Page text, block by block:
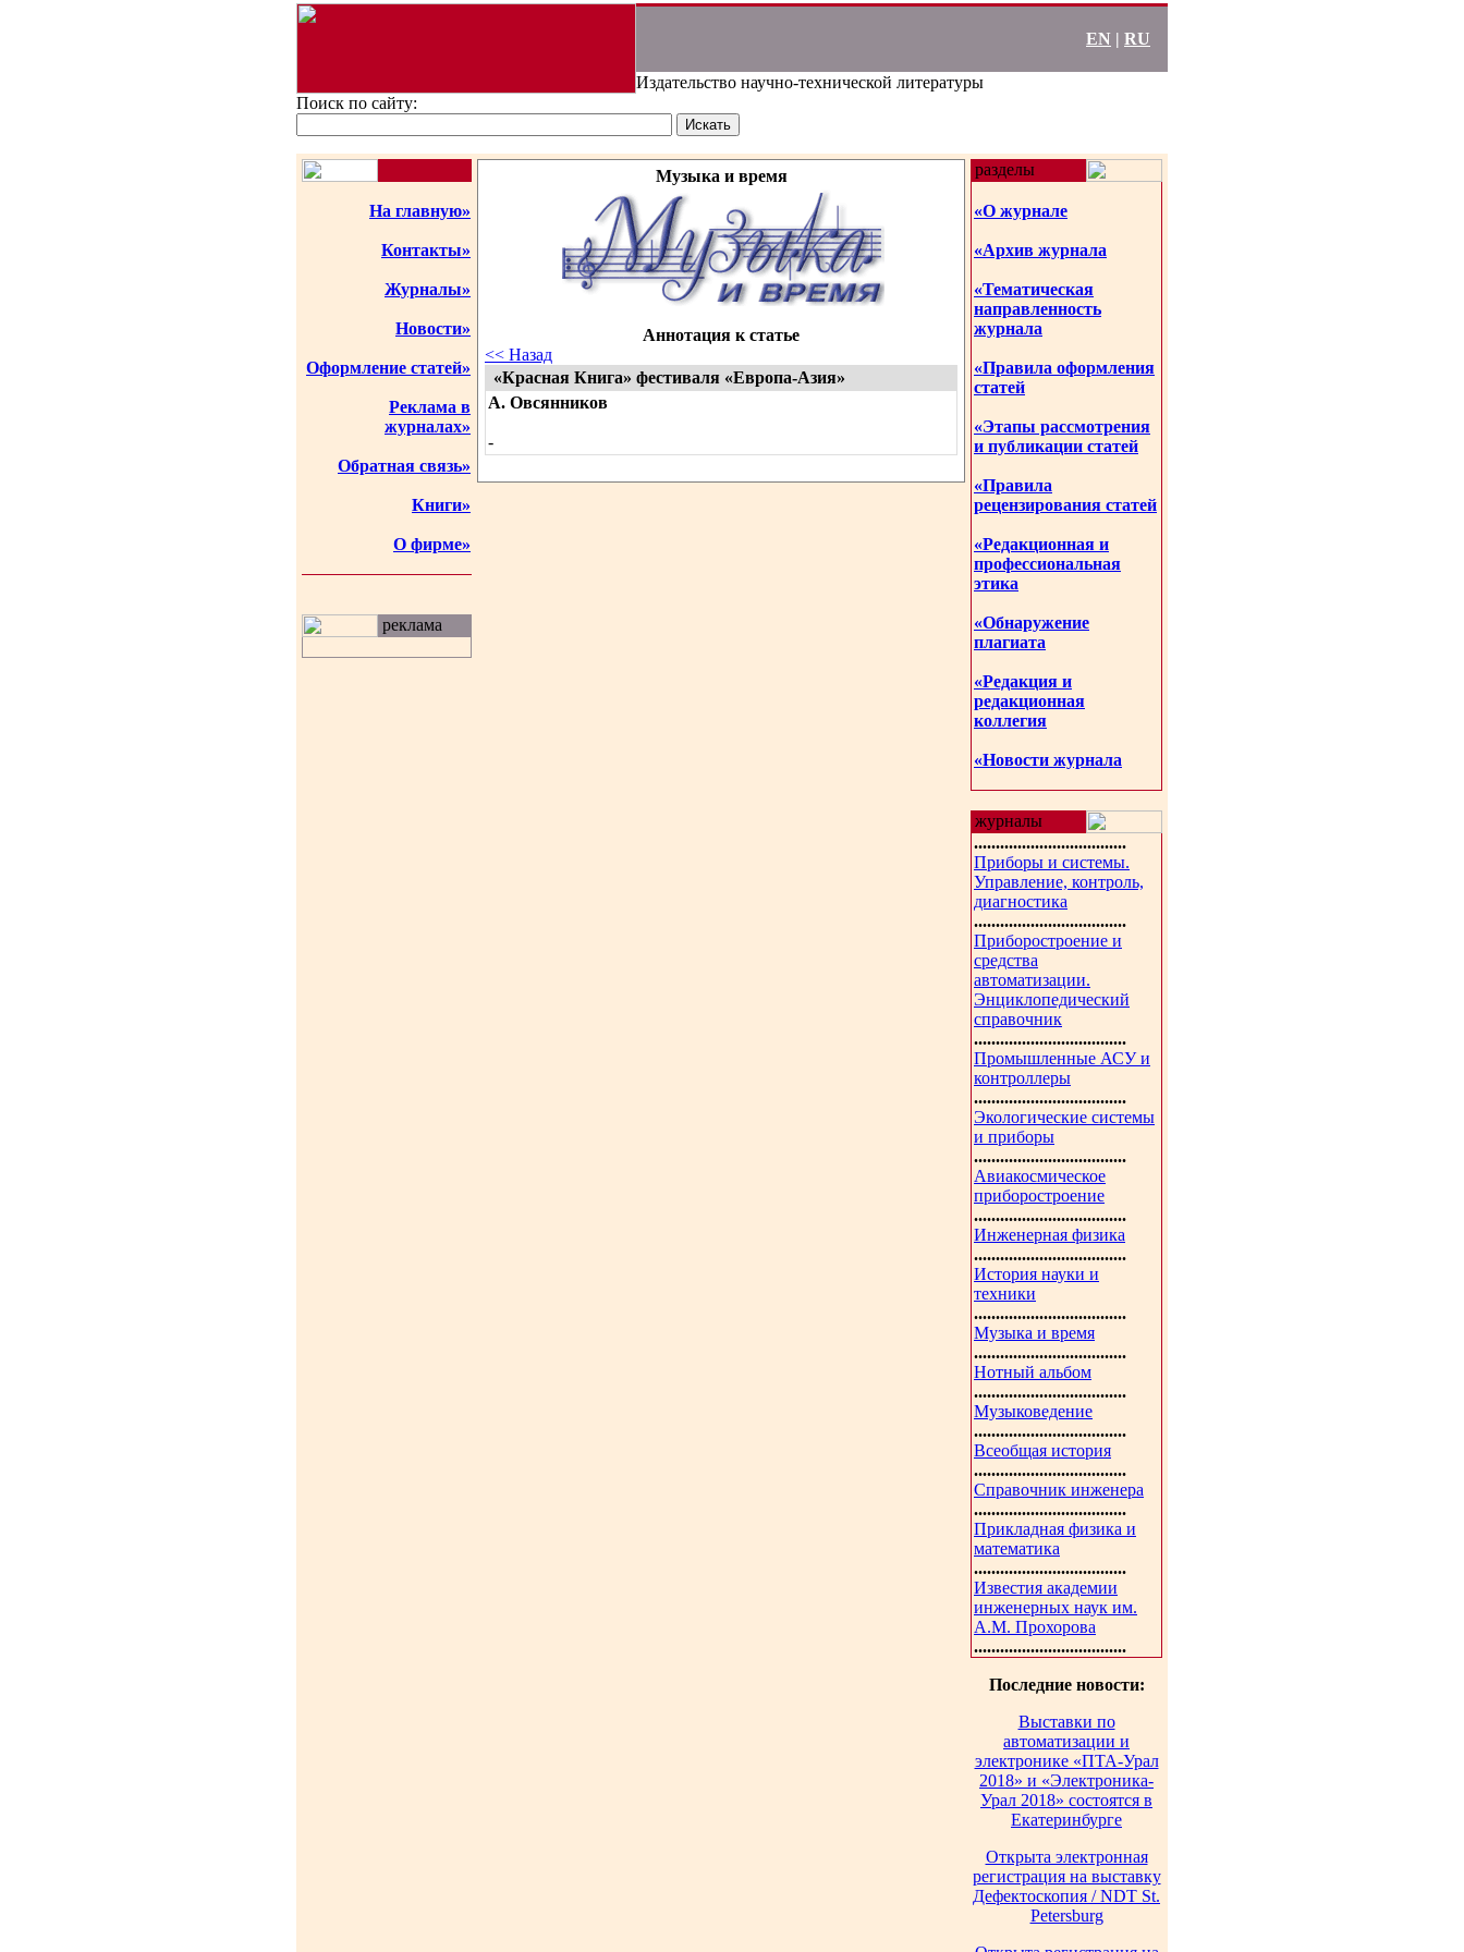
EN | RU
Издательство научно-технической литературы
Поиск по сайту:
На главную»
Контакты»
Журналы»
Новости»
Оформление статей»
Реклама в
журналах»
Обратная связь»
Книги»
О фирме»
реклама
Музыка и время
Аннотация к статье
<< Назад
«Красная Книга» фестиваля «Европа-Азия»
А. Овсянников
-
разделы
«О журнале
«Архив журнала
«Тематическая
направленность
журнала
«Правила оформления
статей
«Этапы рассмотрения
и публикации статей
«Правила
рецензирования статей
«Редакционная и
профессиональная
этика
«Обнаружение
плагиата
«Редакция и
редакционная
коллегия
«Новости журнала
журналы
...................................
Приборы и системы.
Управление, контроль,
диагностика
...................................
Приборостроение и
средства
автоматизации.
Энциклопедический
справочник
...................................
Промышленные АСУ и
контроллеры
...................................
Экологические системы
и приборы
...................................
Авиакосмическое
приборостроение
...................................
Инженерная физика
...................................
История науки и
техники
...................................
Музыка и время
...................................
Нотный альбом
...................................
Музыковедение
...................................
Всеобщая история
...................................
Справочник инженера
...................................
Прикладная физика и
математика
...................................
Известия академии
инженерных наук им.
А.М. Прохорова
...................................
Последние новости:
Выставки по
автоматизации и
электронике «ПТА-Урал
2018» и «Электроника-
Урал 2018» состоятся в
Екатеринбурге
Открыта электронная
регистрация на выставку
Дефектоскопия / NDT St.
Petersburg